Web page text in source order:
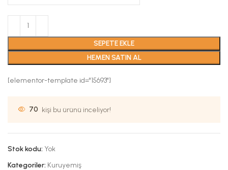
SEPETE EKLE
HEMEN SATIN AL
[elementor-template id="15693"]
70 kişi bu ürünü inceliyor!
Stok kodu: Yok
Kategoriler: Kuruyemiş